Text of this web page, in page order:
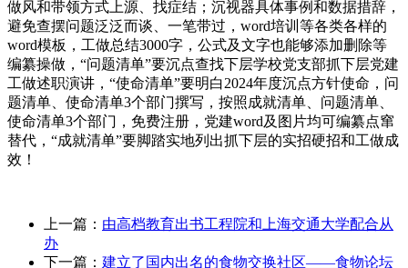
做风和带领方式上源、找症结；沉视器具体事例和数据措辞，
避免查摆问题泛泛而谈、一笔带过，word培训等各类各样的
word模板，工做总结3000字，公式及文字也能够添加删除等
编纂操做，“问题清单”要沉点查找下层学校党支部抓下层党建
工做述职演讲，“使命清单”要明白2024年度沉点方针使命，问
题清单、使命清单3个部门撰写，按照成就清单、问题清单、
使命清单3个部门，免费注册，党建word及图片均可编纂点窜
替代，“成就清单”要脚踏实地列出抓下层的实招硬招和工做成
效！
上一篇： 由高档教育出书工程院和上海交通大学配合从
办
下一篇： 建立了国内出名的食物交换社区——食物论坛